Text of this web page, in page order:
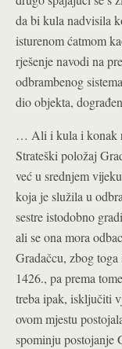
da bi kula nadvisila
isturenom ćatmom
rješenje navodi na
odbrambenog
dio objekta,
… Ali i kula i konak
Strateški položaj
već u srednjem
koja je služila u
sestre istodobno
ali se ona mora
Gradačcu, zbog
1426., pa prema
treba ipak, isključiti
ovom mjestu
spominju postojanje